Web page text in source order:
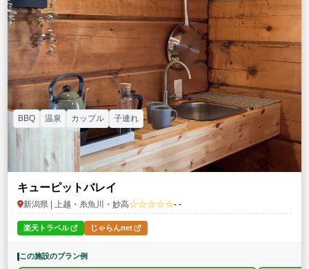
特徴・アクティビティ
BBQ サウナ・テントサウナ 焚火・キャンプファイヤー 手持ち花火
温泉 プール 海水浴 ドッグラン 駅から徒歩15分以内
駅から送迎あり
条件をクリア この条件で再検索
キューピットバレイ
新潟県 | 上越・糸魚川・妙高☆☆☆☆☆- -
BBQ 温泉 カップル 子連れ
楽天トラベル じゃらんnet
この施設のプラン例